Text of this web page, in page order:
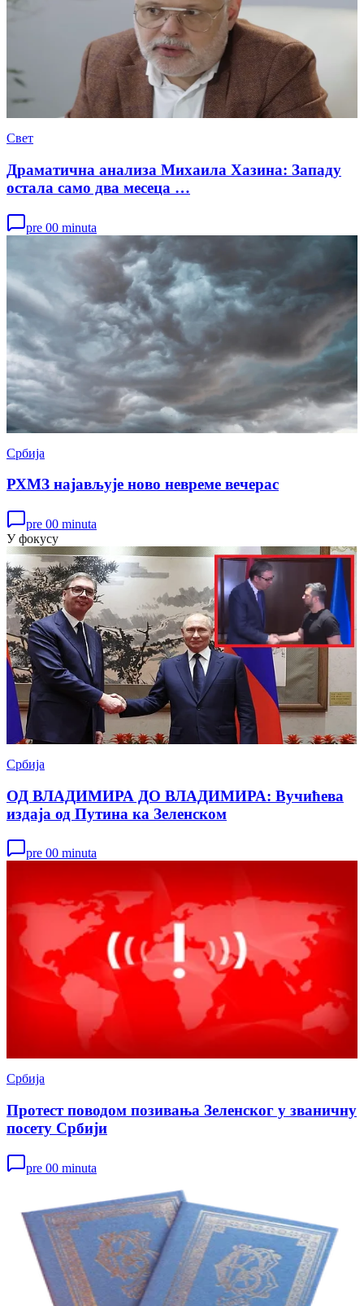
Свет
Драматична анализа Михаила Хазина: Западу
остала само два месеца …
pre 00 minuta
Србија
РХМЗ најављује ново невреме вечерас
pre 00 minuta
У фокусу
Србија
ОД ВЛАДИМИРА ДО ВЛАДИМИРА: Вучићева
издаја од Путина ка Зеленском
pre 00 minuta
Србија
Протест поводом позивања Зеленског у званичну
посету Србији
pre 00 minuta